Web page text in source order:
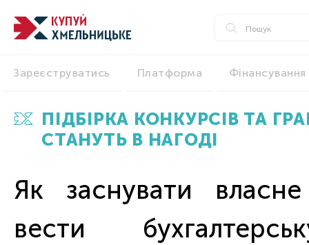
Зареєструватись Платформа Фінансування
ПІДБІРКА КОНКУРСІВ ТА
СТАНУТЬ В НАГОДІ
Як заснувати
вести